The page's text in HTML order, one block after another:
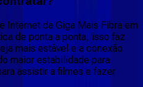
Internet da Giga Mais Fibra em
de ponta a ponta, isso faz
mais estável e a conexão
maior estabilidade para
assistir a filmes e fazer